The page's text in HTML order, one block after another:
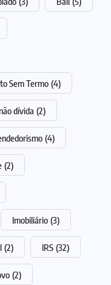
Sem Termo (4)
dívida (2)
(4)
(2)
Imobiliário (3)
(2) IRS (32)
(2)